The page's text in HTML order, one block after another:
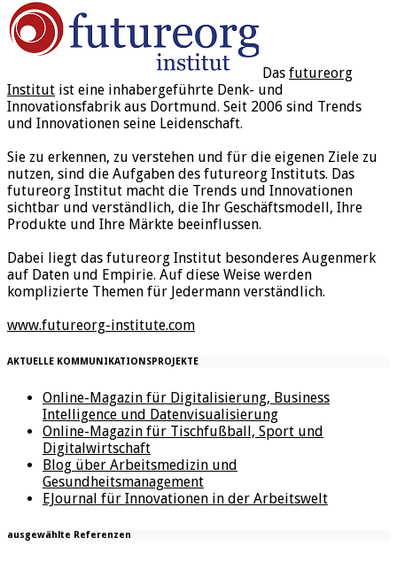
Das futureorg
Institut ist eine inhabergeführte Denk- und
Innovationsfabrik aus Dortmund. Seit 2006 sind Trends
und Innovationen seine Leidenschaft.
Sie zu erkennen, zu verstehen und für die eigenen Ziele zu
nutzen, sind die Aufgaben des futureorg Instituts. Das
futureorg Institut macht die Trends und Innovationen
sichtbar und verständlich, die Ihr Geschäftsmodell, Ihre
Produkte und Ihre Märkte beeinflussen.
Dabei liegt das futureorg Institut besonderes Augenmerk
auf Daten und Empirie. Auf diese Weise werden
komplizierte Themen für Jedermann verständlich.
www.futureorg-institute.com
AKTUELLE KOMMUNIKATIONSPROJEKTE
Online-Magazin für Digitalisierung, Business
Intelligence und Datenvisualisierung
Online-Magazin für Tischfußball, Sport und
Digitalwirtschaft
Blog über Arbeitsmedizin und
Gesundheitsmanagement
EJournal für Innovationen in der Arbeitswelt
ausgewählte Referenzen